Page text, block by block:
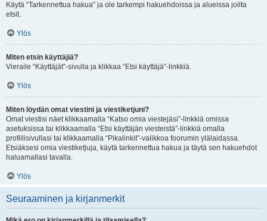
Käytä “Tarkennettua hakua” ja ole tarkempi hakuehdoissa ja alueissa joilta
etsit.
Ylös
Miten etsin käyttäjiä?
Vieraile “Käyttäjät”-sivulla ja klikkaa “Etsi käyttäjä”-linkkiä.
Ylös
Miten löydän omat viestini ja viestiketjuni?
Omat viestisi näet klikkaamalla “Katso omia viestejäsi”-linkkiä omissa
asetuksissa tai klikkaamalla “Etsi käyttäjän viesteistä”-linkkiä omalla
profiilisivullasi tai klikkaamalla “Pikalinkit”-valikkoa foorumin ylälaidassa.
Etsiäksesi omia viestiketjuja, käytä tarkennettua hakua ja täytä sen hakuehdot
haluamallasi tavalla.
Ylös
Seuraaminen ja kirjanmerkit